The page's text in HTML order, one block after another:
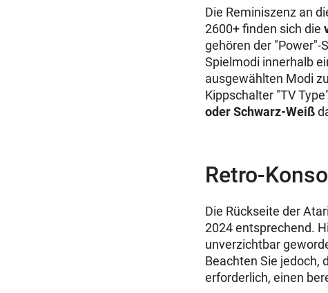
Die Reminiszenz an
2600+ finden sich die
gehören der "Power"-
Spielmodi innerhalb
ausgewählten Modi
Kippschalter "TV
oder Schwarz-Weiß
Retro-
Die Rückseite der
2024 entsprechend.
unverzichtbar
Beachten Sie jedoch,
erforderlich, einen